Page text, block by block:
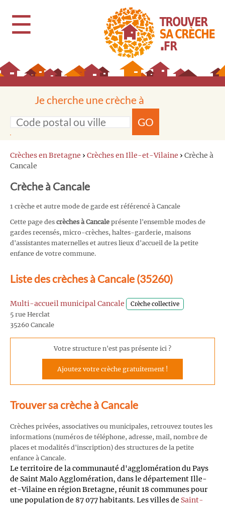
☰
Je cherche une crèche à
GO
Crèches en Bretagne › Crèches en Ille-et-Vilaine › Crèche à
Cancale
Crèche à Cancale
1 crèche et autre mode de garde est référencé à Cancale
Cette page des crèches à Cancale présente l'ensemble modes de
gardes recensés, micro-crèches, haltes-garderie, maisons
d'assistantes maternelles et autres lieux d'accueil de la petite
enfance de votre commune.
Liste des crèches à Cancale (35260)
Multi-accueil municipal Cancale Crèche collective
5 rue Herclat
35260 Cancale
Votre structure n'est pas présente ici ?
Ajoutez votre crèche gratuitement !
Trouver sa crèche à Cancale
Crèches privées, associatives ou municipales, retrouvez toutes les
informations (numéros de téléphone, adresse, mail, nombre de
places et modalités d'inscription) des structures de la petite
enfance à Cancale.
Le territoire de la communauté d'agglomération du Pays
de Saint Malo Agglomération, dans le département Ille-
et-Vilaine en région Bretagne, réunit 18 communes pour
une population de 87 077 habitants. Les villes de Saint-